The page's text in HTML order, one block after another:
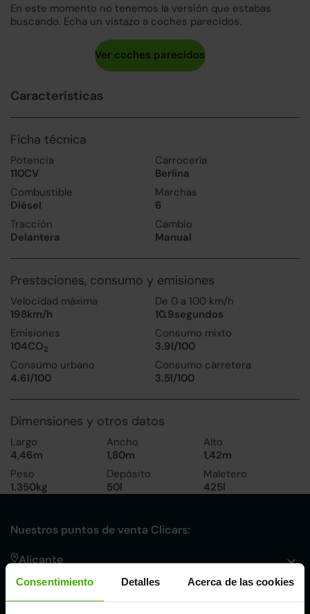
Consentimiento Detalles Acerca de las cookies
En este momento no tenemos la versión que estabas
buscando. Echa un vistazo a coches parecidos.
Características
Ficha técnica
Potencia
110CV
Carrocería
Berlina
Combustible
Diésel
Marchas
6
Tracción
Delantera
Cambio
Manual
Prestaciones, consumo y emisiones
Velocidad máxima
198km/h
De 0 a 100 km/h
10.9segundos
Emisiones
104CO2
Consumo mixto
3.9l/100
Consumo urbano
4.6l/100
Consumo carretera
3.5l/100
Dimensiones y otros datos
Largo
4,46m
Ancho
1,80m
Alto
1,42m
Peso
1.350kg
Depósito
50l
Maletero
425l
Nuestros puntos de venta Clicars:
Alicante
Córdoba